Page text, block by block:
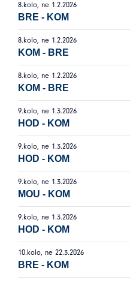
8.kolo, ne 1.2.2026
BRE - KOM
8.kolo, ne 1.2.2026
KOM - BRE
8.kolo, ne 1.2.2026
KOM - BRE
9.kolo, ne 1.3.2026
HOD - KOM
9.kolo, ne 1.3.2026
HOD - KOM
9.kolo, ne 1.3.2026
MOU - KOM
9.kolo, ne 1.3.2026
HOD - KOM
10.kolo, ne 22.3.2026
BRE - KOM